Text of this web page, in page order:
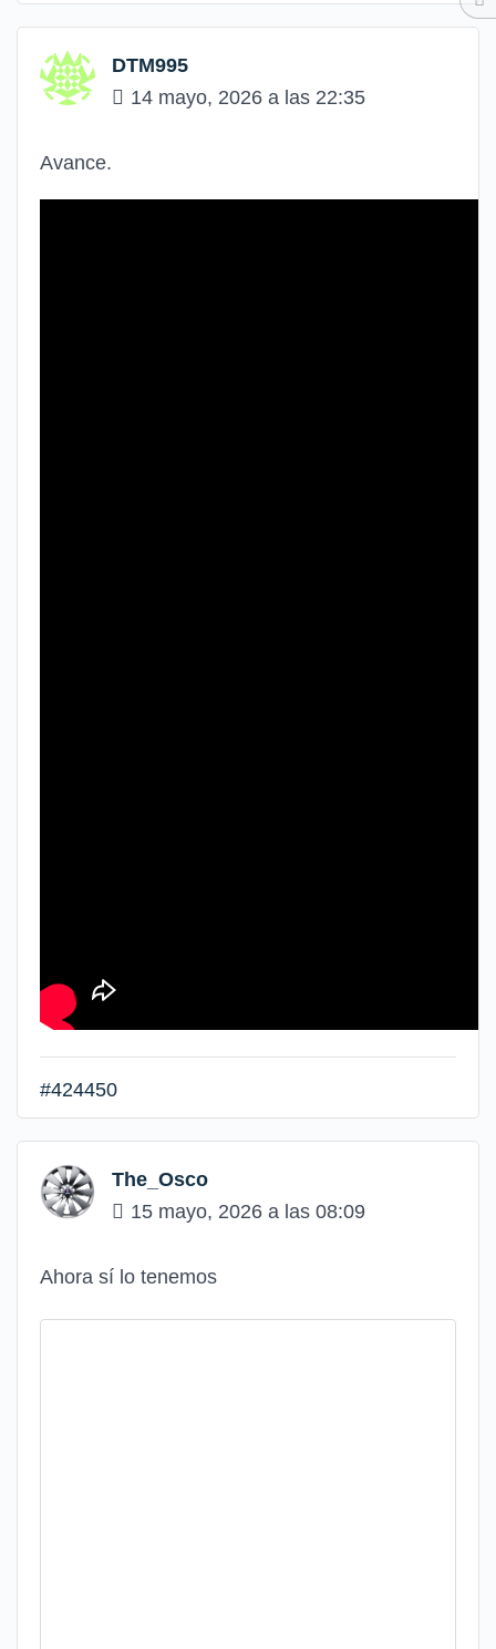
DTM995
14 mayo, 2026 a las 22:35
Avance.
#424450
The_Osco
15 mayo, 2026 a las 08:09
Ahora sí lo tenemos